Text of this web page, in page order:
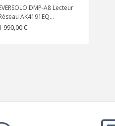
DMP-A8 Lecteur
AK4191EQ...
990,00 €